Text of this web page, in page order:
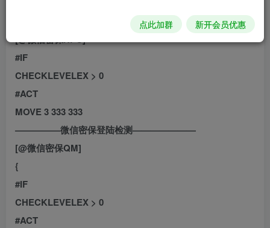
[@微信密保NPC]
#IF
CHECKLEVELEX > 0
#ACT
MOVE 3 333 333
—————微信密保登陆检测———————
[@微信密保QM]
{
#IF
CHECKLEVELEX > 0
#ACT
点此加群 新开会员优惠